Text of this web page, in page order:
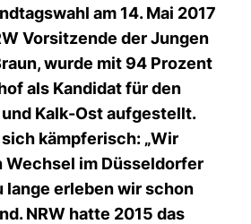
am 14. Mai 2017
Vorsitzende der Jungen
wurde mit 94 Prozent
als Kandidat für den
Kalk-Ost aufgestellt.
kämpferisch: „Wir
Wechsel im Düsseldorfer
lange erleben wir schon
NRW hatte 2015 das